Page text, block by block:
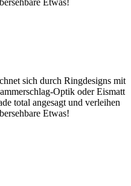
sich durch Ringdesigns mit
Optik oder Eismatt
total angesagt und verleihen
Etwas!